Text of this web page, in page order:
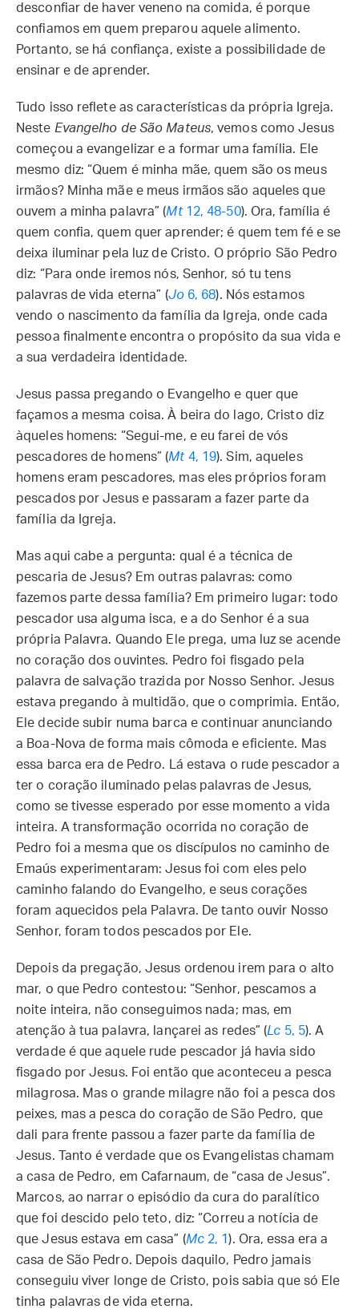
desconfiar de haver veneno na comida, é porque
confiamos em quem preparou aquele alimento.
Portanto, se há confiança, existe a possibilidade de
ensinar e de aprender.
Tudo isso reflete as características da própria Igreja.
Neste Evangelho de São Mateus, vemos como Jesus
começou a evangelizar e a formar uma família. Ele
mesmo diz: “Quem é minha mãe, quem são os meus
irmãos? Minha mãe e meus irmãos são aqueles que
ouvem a minha palavra” (Mt12, 48-50). Ora, família é
quem confia, quem quer aprender; é quem tem fé e se
deixa iluminar pela luz de Cristo. O próprio São Pedro
diz: “Para onde iremos nós, Senhor, só tu tens
palavras de vida eterna” (Jo6, 68). Nós estamos
vendo o nascimento da família da Igreja, onde cada
pessoa finalmente encontra o propósito da sua vida e
a sua verdadeira identidade.
Jesus passa pregando o Evangelho e quer que
façamos a mesma coisa. À beira do lago, Cristo diz
àqueles homens: “Segui-me, e eu farei de vós
pescadores de homens” (Mt4, 19). Sim, aqueles
homens eram pescadores, mas eles próprios foram
pescados por Jesus e passaram a fazer parte da
família da Igreja.
Mas aqui cabe a pergunta: qual é a técnica de
pescaria de Jesus? Em outras palavras: como
fazemos parte dessa família? Em primeiro lugar: todo
pescador usa alguma isca, e a do Senhor é a sua
própria Palavra. Quando Ele prega, uma luz se acende
no coração dos ouvintes. Pedro foi fisgado pela
palavra de salvação trazida por Nosso Senhor. Jesus
estava pregando à multidão, que o comprimia. Então,
Ele decide subir numa barca e continuar anunciando
a Boa-Nova de forma mais cômoda e eficiente. Mas
essa barca era de Pedro. Lá estava o rude pescador a
ter o coração iluminado pelas palavras de Jesus,
como se tivesse esperado por esse momento a vida
inteira. A transformação ocorrida no coração de
Pedro foi a mesma que os discípulos no caminho de
Emaús experimentaram: Jesus foi com eles pelo
caminho falando do Evangelho, e seus corações
foram aquecidos pela Palavra. De tanto ouvir Nosso
Senhor, foram todos pescados por Ele.
Depois da pregação, Jesus ordenou irem para o alto
mar, o que Pedro contestou: “Senhor, pescamos a
noite inteira, não conseguimos nada; mas, em
atenção à tua palavra, lançarei as redes” (Lc 5, 5). A
verdade é que aquele rude pescador já havia sido
fisgado por Jesus. Foi então que aconteceu a pesca
milagrosa. Mas o grande milagre não foi a pesca dos
peixes, mas a pesca do coração de São Pedro, que
dali para frente passou a fazer parte da família de
Jesus. Tanto é verdade que os Evangelistas chamam
a casa de Pedro, em Cafarnaum, de “casa de Jesus”.
Marcos, ao narrar o episódio da cura do paralítico
que foi descido pelo teto, diz: “Correu a notícia de
que Jesus estava em casa” (Mc2, 1). Ora, essa era a
casa de São Pedro. Depois daquilo, Pedro jamais
conseguiu viver longe de Cristo, pois sabia que só Ele
tinha palavras de vida eterna.